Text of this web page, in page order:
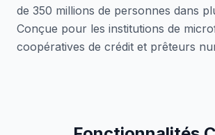
de 350 millions de personnes dans
Conçue pour les institutions de
coopératives de crédit et prêteurs